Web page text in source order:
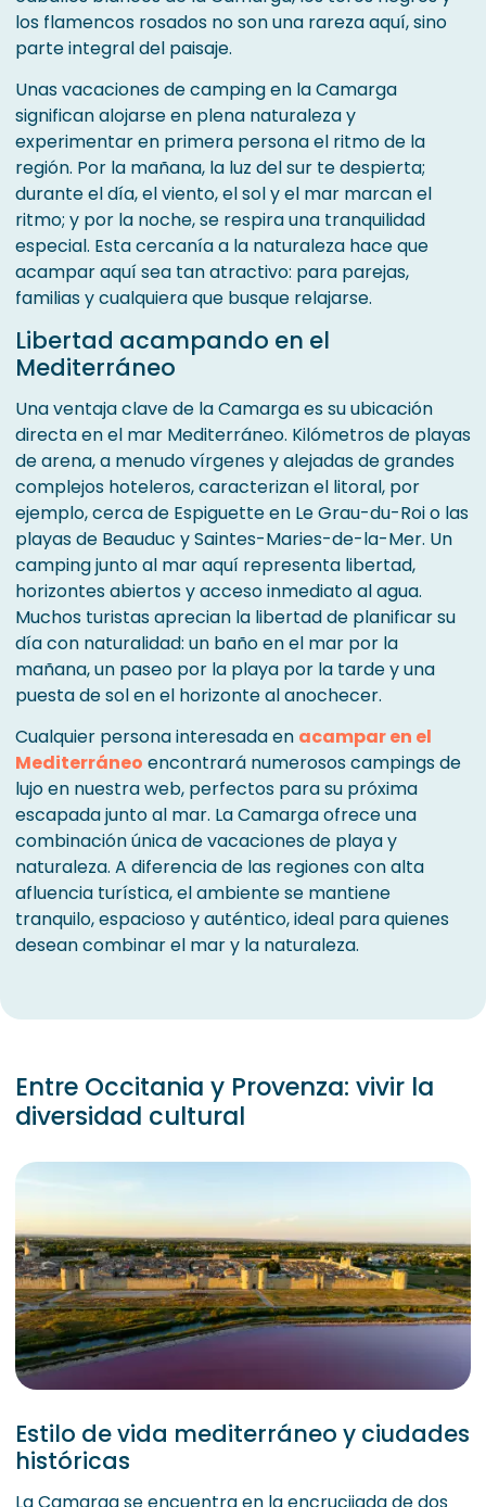
los flamencos rosados ​​no son una rareza aquí, sino
parte integral del paisaje.
Unas vacaciones de camping en la Camarga
significan alojarse en plena naturaleza y
experimentar en primera persona el ritmo de la
región. Por la mañana, la luz del sur te despierta;
durante el día, el viento, el sol y el mar marcan el
ritmo; y por la noche, se respira una tranquilidad
especial. Esta cercanía a la naturaleza hace que
acampar aquí sea tan atractivo: para parejas,
familias y cualquiera que busque relajarse.
Libertad acampando en el
Mediterráneo
Una ventaja clave de la Camarga es su ubicación
directa en el mar Mediterráneo. Kilómetros de playas
de arena, a menudo vírgenes y alejadas de grandes
complejos hoteleros, caracterizan el litoral, por
ejemplo, cerca de Espiguette en Le Grau-du-Roi o las
playas de Beauduc y Saintes-Maries-de-la-Mer. Un
camping junto al mar aquí representa libertad,
horizontes abiertos y acceso inmediato al agua.
Muchos turistas aprecian la libertad de planificar su
día con naturalidad: un baño en el mar por la
mañana, un paseo por la playa por la tarde y una
puesta de sol en el horizonte al anochecer.
Cualquier persona interesada en acampar en el
Mediterráneo encontrará numerosos campings de
lujo en nuestra web, perfectos para su próxima
escapada junto al mar. La Camarga ofrece una
combinación única de vacaciones de playa y
naturaleza. A diferencia de las regiones con alta
afluencia turística, el ambiente se mantiene
tranquilo, espacioso y auténtico, ideal para quienes
desean combinar el mar y la naturaleza.
Entre Occitania y Provenza: vivir la
diversidad cultural
Estilo de vida mediterráneo y ciudades
históricas
La Camarga se encuentra en la encrucijada de dos